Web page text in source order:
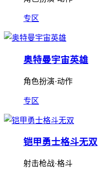
专区
奥特曼宇宙英雄
角色扮演·动作
专区
铠甲勇士格斗无双
射击枪战·格斗